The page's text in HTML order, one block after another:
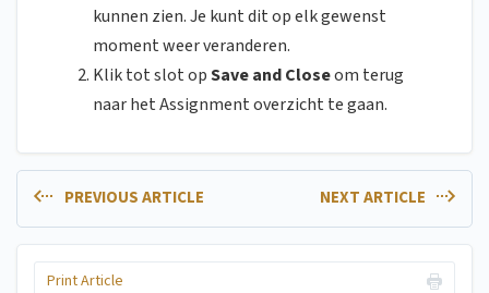
kunnen zien. Je kunt dit op elk gewenst
moment weer veranderen.
Klik tot slot opSave and Closeom terug
naar het Assignment overzicht te gaan.
PREVIOUS ARTICLE NEXT ARTICLE
Print Article